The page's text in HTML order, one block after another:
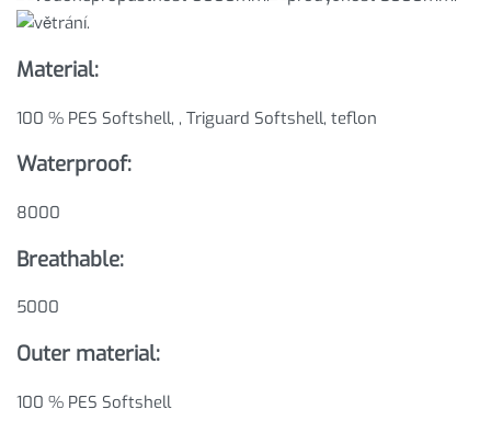
Material:
100 % PES Softshell, , Triguard Softshell, teflon
Waterproof:
8000
Breathable:
5000
Outer material:
100 % PES Softshell